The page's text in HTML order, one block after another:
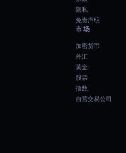
隐私
免责声明
市场
加密货币
外汇
黄金
股票
指数
自营交易公司